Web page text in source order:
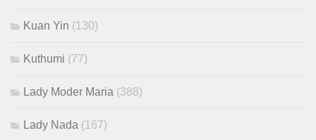
Kuan Yin (130)
Kuthumi (77)
Lady Moder Maria (388)
Lady Nada (167)